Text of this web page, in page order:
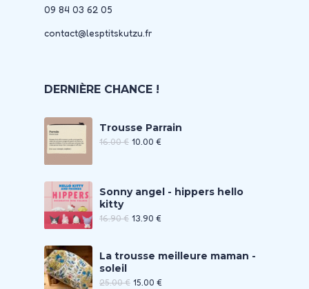
09 84 03 62 05
contact@lesptitskutzu.fr
DERNIÈRE CHANCE !
Trousse Parrain
16.00€ 10.00 €
Sonny angel - hippers hello
kitty
16.90€ 13.90 €
La trousse meilleure maman -
soleil
25.00€ 15.00 €